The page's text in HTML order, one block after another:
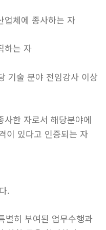
업체에 종사하는 자
하는 자
기술 분야 전임강사 이상
한 자로서 해당분야에
이 있다고 인증되는 자
.
별히 부여된 업무수행과